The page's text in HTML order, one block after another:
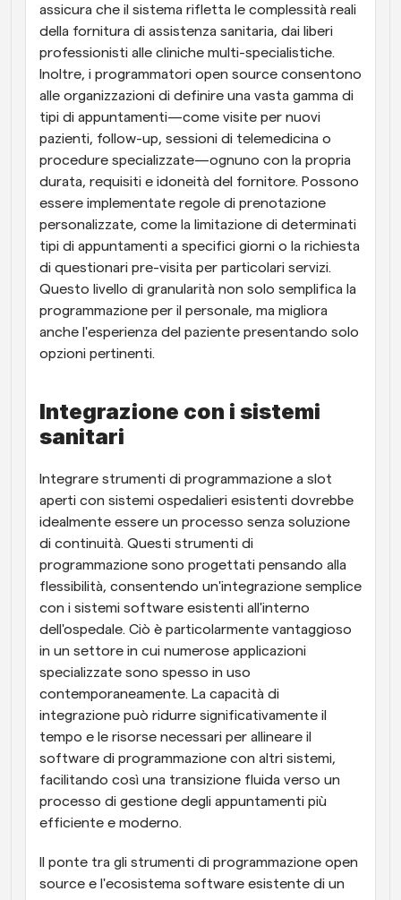
assicura che il sistema rifletta le complessità reali
della fornitura di assistenza sanitaria, dai liberi
professionisti alle cliniche multi-specialistiche.
Inoltre, i programmatori open source consentono
alle organizzazioni di definire una vasta gamma di
tipi di appuntamenti—come visite per nuovi
pazienti, follow-up, sessioni di telemedicina o
procedure specializzate—ognuno con la propria
durata, requisiti e idoneità del fornitore. Possono
essere implementate regole di prenotazione
personalizzate, come la limitazione di determinati
tipi di appuntamenti a specifici giorni o la richiesta
di questionari pre-visita per particolari servizi.
Questo livello di granularità non solo semplifica la
programmazione per il personale, ma migliora
anche l'esperienza del paziente presentando solo
opzioni pertinenti.
Integrazione con i sistemi
sanitari
Integrare strumenti di programmazione a slot
aperti con sistemi ospedalieri esistenti dovrebbe
idealmente essere un processo senza soluzione
di continuità. Questi strumenti di
programmazione sono progettati pensando alla
flessibilità, consentendo un'integrazione semplice
con i sistemi software esistenti all'interno
dell'ospedale. Ciò è particolarmente vantaggioso
in un settore in cui numerose applicazioni
specializzate sono spesso in uso
contemporaneamente. La capacità di
integrazione può ridurre significativamente il
tempo e le risorse necessari per allineare il
software di programmazione con altri sistemi,
facilitando così una transizione fluida verso un
processo di gestione degli appuntamenti più
efficiente e moderno.
Il ponte tra gli strumenti di programmazione open
source e l'ecosistema software esistente di un